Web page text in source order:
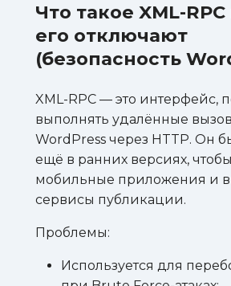
Что такое XML-
его отключают
(безопасность
XML-RPC — это интерфейс,
выполнять удалённые
WordPress через HTTP. Он
ещё в ранних версиях,
мобильные приложения и
сервисы публикации.
Проблемы:
Используется для